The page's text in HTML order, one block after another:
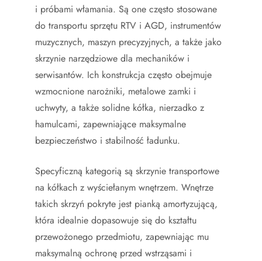
i próbami włamania. Są one często stosowane
do transportu sprzętu RTV i AGD, instrumentów
muzycznych, maszyn precyzyjnych, a także jako
skrzynie narzędziowe dla mechaników i
serwisantów. Ich konstrukcja często obejmuje
wzmocnione narożniki, metalowe zamki i
uchwyty, a także solidne kółka, nierzadko z
hamulcami, zapewniające maksymalne
bezpieczeństwo i stabilność ładunku.
Specyficzną kategorią są skrzynie transportowe
na kółkach z wyściełanym wnętrzem. Wnętrze
takich skrzyń pokryte jest pianką amortyzującą,
która idealnie dopasowuje się do kształtu
przewożonego przedmiotu, zapewniając mu
maksymalną ochronę przed wstrząsami i